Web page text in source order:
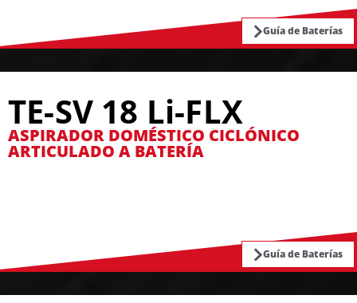
Guía de Baterías
TE-SV 18 Li-FLX
ASPIRADOR DOMÉSTICO CICLÓNICO
ARTICULADO A BATERÍA
Guía de Baterías